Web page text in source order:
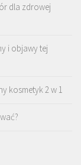
dla zdrowej
i objawy tej
kosmetyk 2 w 1